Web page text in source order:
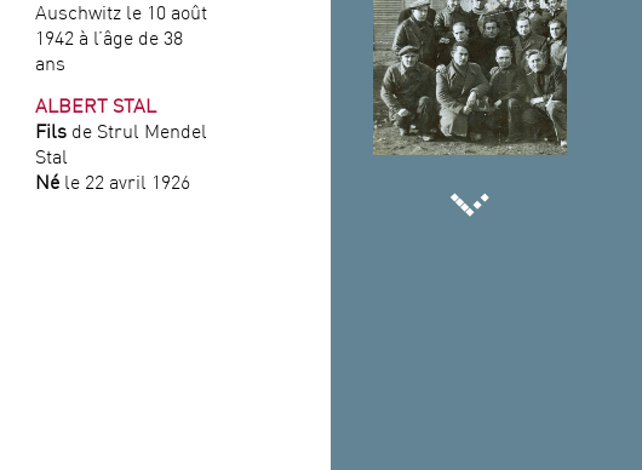
Auschwitz le 10 août
1942 à l’âge de 38
ans
ALBERT STAL
Filsde Strul Mendel
Stal
Néle 22 avril 1926